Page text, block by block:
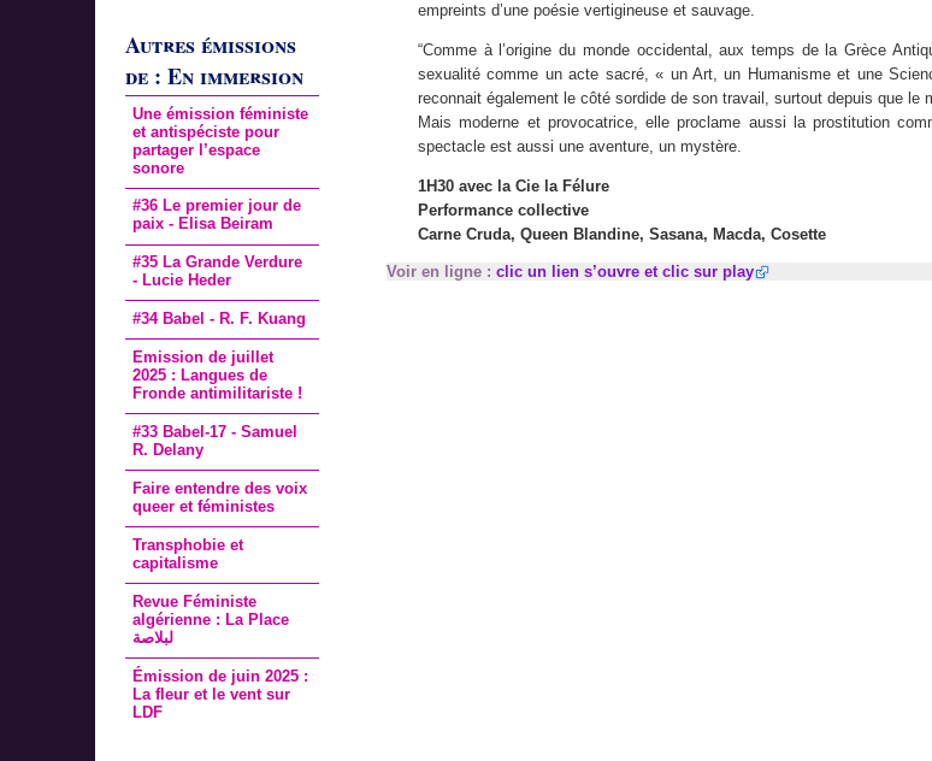
Autres émissions
de : En immersion
Une émission féministe
et antispéciste pour
partager l’espace
sonore
#36 Le premier jour de
paix - Elisa Beiram
#35 La Grande Verdure
- Lucie Heder
#34 Babel - R. F. Kuang
Emission de juillet
2025 : Langues de
Fronde antimilitariste !
#33 Babel-17 - Samuel
R. Delany
Faire entendre des voix
queer et féministes
Transphobie et
capitalisme
Revue Féministe
algérienne : La Place
لبلاصة
Émission de juin 2025 :
La fleur et le vent sur
LDF
empreints d’une poésie vertigineuse et sauvage.
“Comme à l’origine du monde occidental, aux temps de la Grèce
sexualité comme un acte sacré, « un Art, un Humanisme et une
reconnait également le côté sordide de son travail, surtout depuis que le
Mais moderne et provocatrice, elle proclame aussi la prostitution
spectacle est aussi une aventure, un mystère.
1H30 avec la Cie la Félure
Performance collective
Carne Cruda, Queen Blandine, Sasana, Macda, Cosette
Voir en ligne : clic un lien s’ouvre et clic sur play